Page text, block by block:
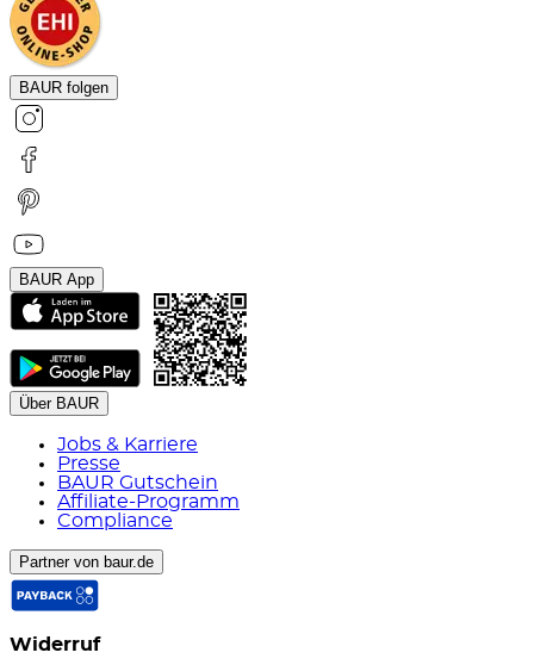
BAUR folgen
BAUR App
Über BAUR
Jobs & Karriere
Presse
BAUR Gutschein
Affiliate-Programm
Compliance
Partner von baur.de
Widerruf